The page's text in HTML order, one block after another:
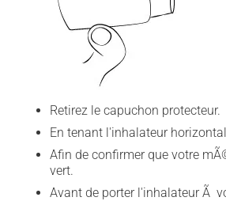
Retirez le capuchon protecteur.
En tenant l'inhalateur
Afin de confirmer que votre
vert.
Avant de porter l'inhalateur Ã